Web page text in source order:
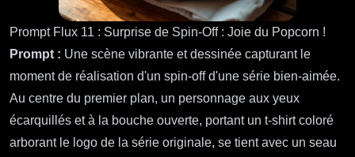
Prompt Flux 11 : Surprise de Spin-Off : Joie du Popcorn !
Prompt : Une scène vibrante et dessinée capturant le
moment de réalisation d'un spin-off d'une série bien-aimée.
Au centre du premier plan, un personnage aux yeux
écarquillés et à la bouche ouverte, portant un t-shirt coloré
arborant le logo de la série originale, se tient avec un seau